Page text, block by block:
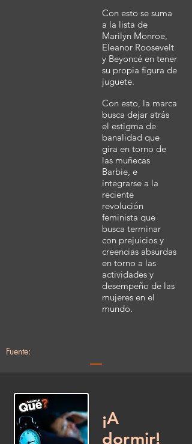
Con esto se suma
a la lista de
Marilyn Monroe,
Eleanor Roosevelt
y Beyoncé en tener
su propia figura de
juguete.
Con esto, la marca
busca dejar atrás
el estigma de
banalidad que
gira en torno de
las muñecas
Barbie, e
integrarse a la
reciente
revolución
feminista que
busca terminar
con prejuicios y
creencias absurdas
en torno a las
actividades y
desempeño de las
mujeres en el
mundo.
Fuente:
¡A
dormir!